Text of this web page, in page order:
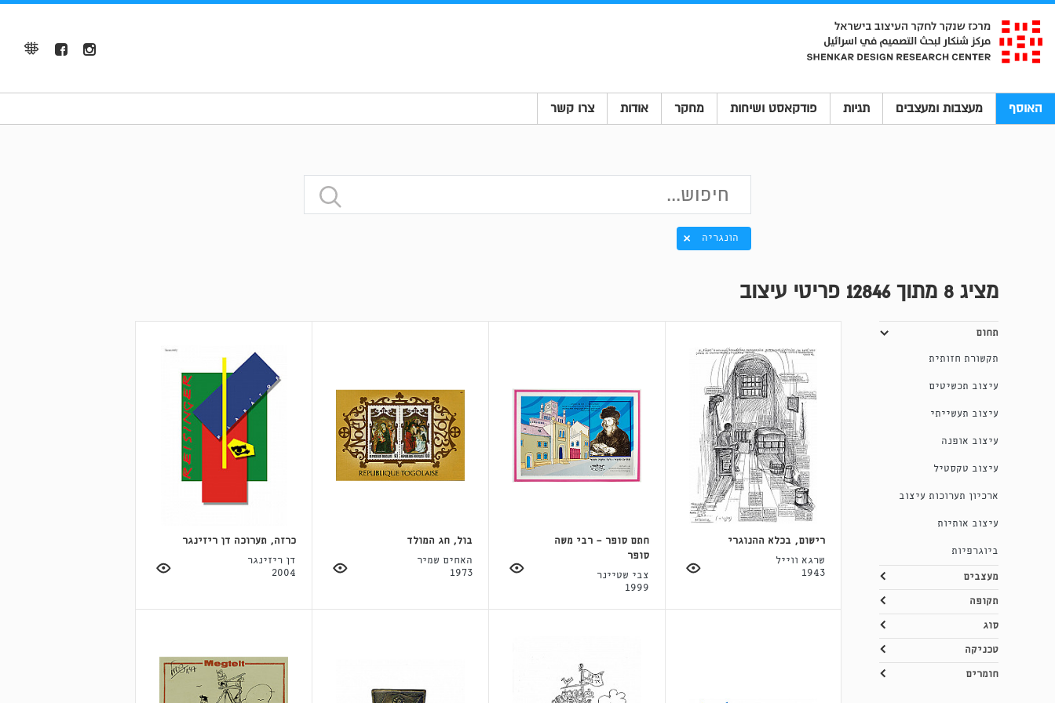
האוסף מעצבות ומעצבים תגיות פודקאסט ושיחות מחקר אודות צרו קשר
הונגריה
מציג 8 מתוך 12846 פריטי עיצוב
תחום
תקשורת חזותית
עיצוב תכשיטים
עיצוב תעשייתי
עיצוב אופנה
עיצוב טקסטיל
ארכיון תערוכות עיצוב
עיצוב אותיות
ביוגרפיות
מעצבים
תקופה
סוג
טכניקה
חומרים
רישום, בכלא ההנוגרי
שרגא ווייל
1943
חתם סופר - רבי משה
סופר
צבי שטיינר
1999
בול, חג המולד
האחים שמיר
1973
כרזה, תערוכה דן ריזינגר
דן ריזינגר
2004